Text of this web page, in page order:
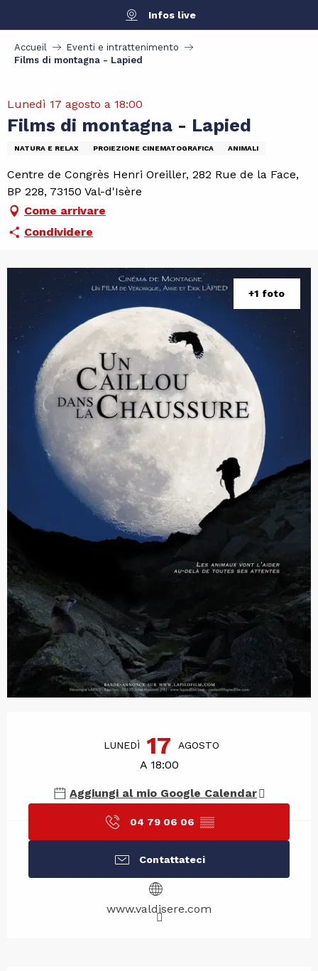
contenu
principal
Infos live
Accueil
Eventi e intrattenimento
Films di montagna - Lapied
Lunedì 17 agosto a 18:00
Films di montagna - Lapied
NATURA E RELAX PROIEZIONE CINEMATOGRAFICA ANIMALI
Centre de Congrès Henri Oreiller, 282 Rue de la Face,
BP 228, 73150 Val-d'Isère
Come arrivare
Condividere
+1 foto
LUNEDÌ 17 AGOSTO
A 18:00
Aggiungi al mio Google Calendar
04 79 06 06 ▒▒
Contattateci
www.valdisere.com